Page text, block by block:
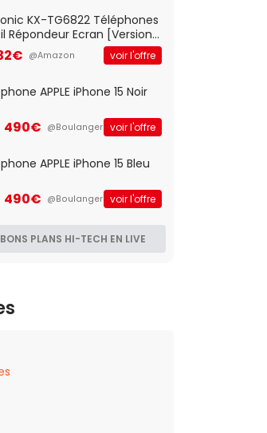
KX-TG6822 Téléphones
Répondeur Ecran [Version
@Amazon voir l'offre
APPLE iPhone 15 Noir
490€ @Boulanger voir l'offre
APPLE iPhone 15 Bleu
490€ @Boulanger voir l'offre
PLANS HI-TECH EN LIVE